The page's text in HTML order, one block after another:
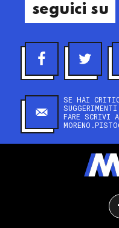
seguici su
SE HAI
FARE SCRIVI